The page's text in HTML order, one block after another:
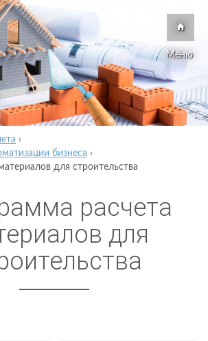
Меню
›
бизнеса ›
для строительства
расчета
для